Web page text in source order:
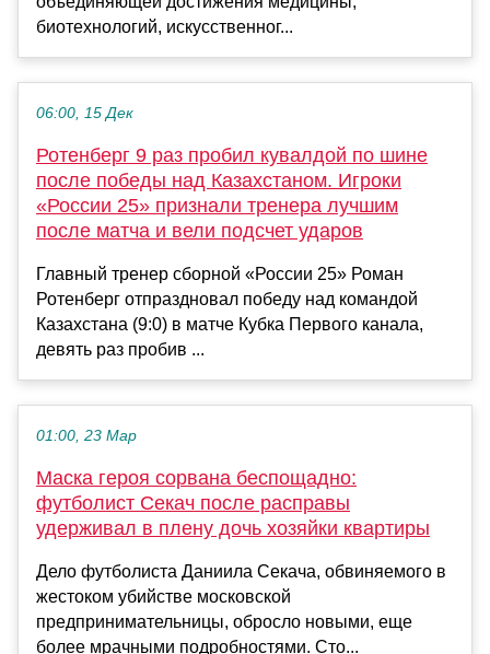
биотехнологий, искусственног...
06:00, 15 Дек
Ротенберг 9 раз пробил кувалдой по шине
после победы над Казахстаном. Игроки
«России 25» признали тренера лучшим
после матча и вели подсчет ударов
Главный тренер сборной «России 25» Роман
Ротенберг отпраздновал победу над командой
Казахстана (9:0) в матче Кубка Первого канала,
девять раз пробив ...
01:00, 23 Мар
Маска героя сорвана беспощадно:
футболист Секач после расправы
удерживал в плену дочь хозяйки квартиры
Дело футболиста Даниила Секача, обвиняемого в
жестоком убийстве московской
предпринимательницы, обросло новыми, еще
более мрачными подробностями. Сто...